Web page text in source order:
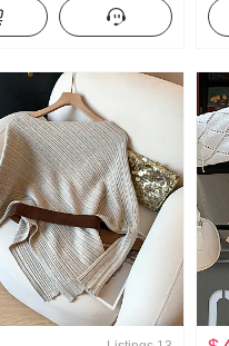
Zopf Strick Top